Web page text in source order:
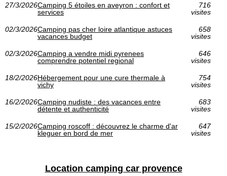
27/3/2026Camping 5 étoiles en aveyron : confort et
services
716
visites
02/3/2026Camping pas cher loire atlantique astuces
vacances budget
658
visites
02/3/2026Camping a vendre midi pyrenees
comprendre potentiel regional
646
visites
18/2/2026Hébergement pour une cure thermale à
vichy
754
visites
16/2/2026Camping nudiste : des vacances entre
détente et authenticité
683
visites
15/2/2026Camping roscoff : découvrez le charme d'ar
kleguer en bord de mer
647
visites
Location camping car provence